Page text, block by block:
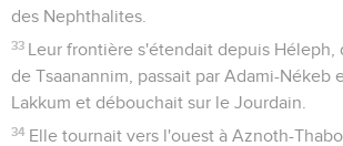
des Nephthalites.
33 Leur frontière s'étendait depuis Héleph,
de Tsaanannim, passait par Adami-Nékeb
Lakkum et débouchait sur le Jourdain.
34 Elle tournait vers l'ouest à Aznoth-